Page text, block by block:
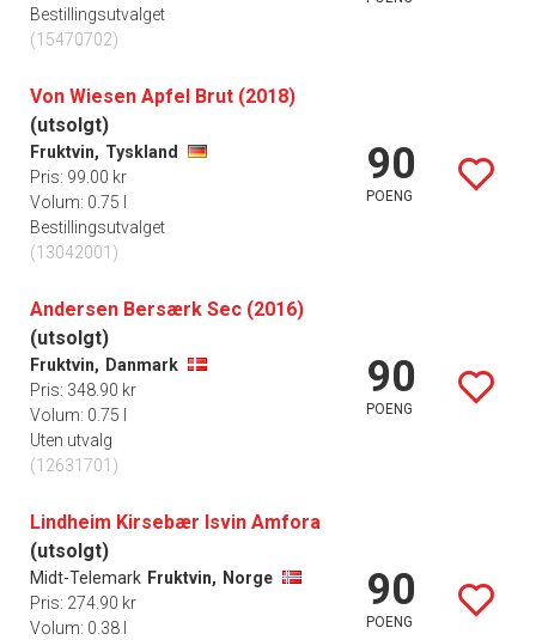
Bestillingsutvalget
(15470702)
Von Wiesen Apfel Brut (2018)
(utsolgt)
Fruktvin, Tyskland
Pris: 99.00 kr
Volum: 0.75 l
Bestillingsutvalget
(13042001)
90
POENG
Andersen Bersærk Sec (2016)
(utsolgt)
Fruktvin, Danmark
Pris: 348.90 kr
Volum: 0.75 l
Uten utvalg
(12631701)
90
POENG
Lindheim Kirsebær Isvin Amfora
(utsolgt)
Midt-Telemark Fruktvin, Norge
Pris: 274.90 kr
Volum: 0.38 l
90
POENG